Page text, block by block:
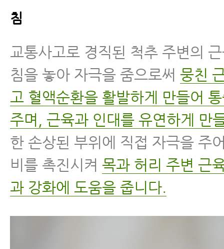
침
교통사고로 경직된 척추 주변의
침을 놓아 자극을 줌으로써 뭉친
고 혈액순환을 활발하게 만들어
주며, 근육과 인대를 유연하게 만
한 손상된 부위에 직접 자극을 주
비를 촉진시켜 목과 허리 주변 근
과 강화에 도움을 줍니다.